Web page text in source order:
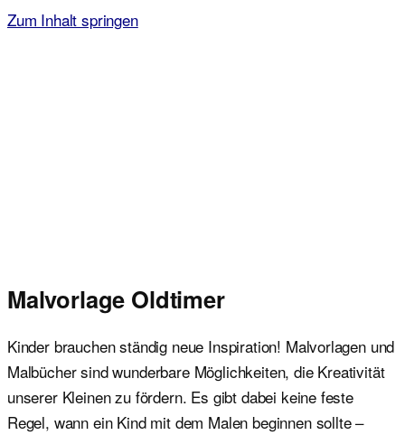
Zum Inhalt springen
Malvorlage Oldtimer
Kinder brauchen ständig neue Inspiration! Malvorlagen und
Malbücher sind wunderbare Möglichkeiten, die Kreativität
unserer Kleinen zu fördern. Es gibt dabei keine feste
Regel, wann ein Kind mit dem Malen beginnen sollte –